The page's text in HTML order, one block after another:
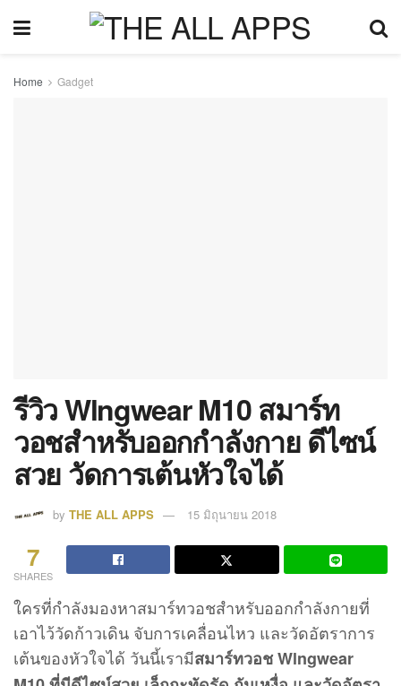
Home Gadget
รีวิว Wlngwear M10 สมาร์ท
วอชสำหรับออกกำลังกาย ดีไซน์
สวย วัดการเต้นหัวใจได้
by THE ALL APPS 15 มิถุนายน 2018
7
SHARES
ใครที่กำลังมองหาสมาร์ทวอชสำหรับออกกำลังกายที่
เอาไว้วัดก้าวเดิน จับการเคลื่อนไหว และวัดอัตราการ
เต้นของหัวใจได้ วันนี้เรามีสมาร์ทวอช Wlngwear